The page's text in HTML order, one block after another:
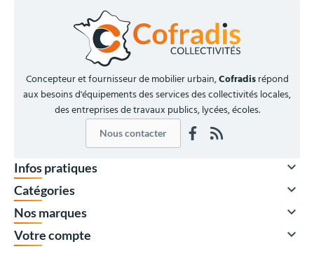
Concepteur et fournisseur de mobilier urbain,Cofradisrépond
aux besoins d'équipements des services des collectivités locales,
des entreprises de travaux publics, lycées, écoles.
Nous contacter
Infos pratiques 
Catégories 
Nos marques 
Votre compte 